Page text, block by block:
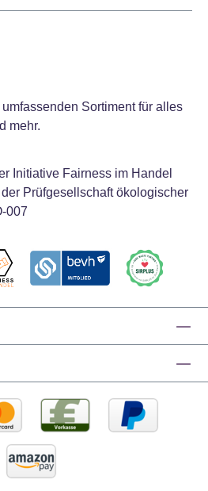
umfassenden Sortiment für alles
mehr.
Initiative Fairness im Handel
Prüfgesellschaft ökologischer
007